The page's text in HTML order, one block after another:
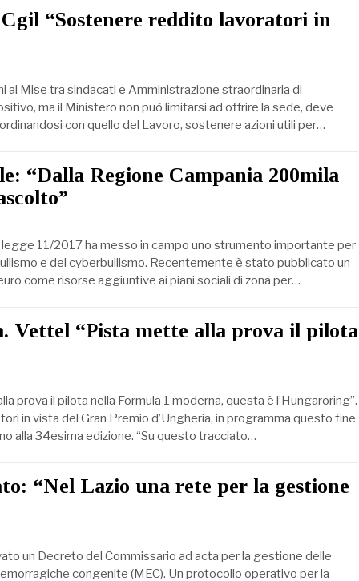
“Sostenere reddito lavoratori in
al Mise tra sindacati e Amministrazione straordinaria di
ma il Ministero non può limitarsi ad offrire la sede, deve
con quello del Lavoro, sostenere azioni utili per…
“Dalla Regione Campania 200mila
legge 11/2017 ha messo in campo uno strumento importante per
e del cyberbullismo. Recentemente è stato pubblicato un
come risorse aggiuntive ai piani sociali di zona per…
Vettel “Pista mette alla prova il pilota
prova il pilota nella Formula 1 moderna, questa è l’Hungaroring”.
in vista del Gran Premio d’Ungheria, in programma questo fine
alla 34esima edizione. “Su questo tracciato…
“Nel Lazio una rete per la gestione
un Decreto del Commissario ad acta per la gestione delle
congenite (MEC). Un protocollo operativo per la